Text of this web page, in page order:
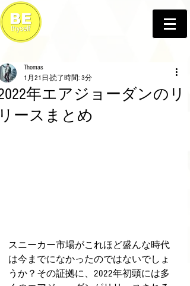
年エアジョーダンのリ
ースまとめ
Thomas
1月21日 読了時間: 3分
スニーカー市場がこれほど盛んな時代
は今までになかったのではないでしょ
うか？その証拠に、2022年初頭には多